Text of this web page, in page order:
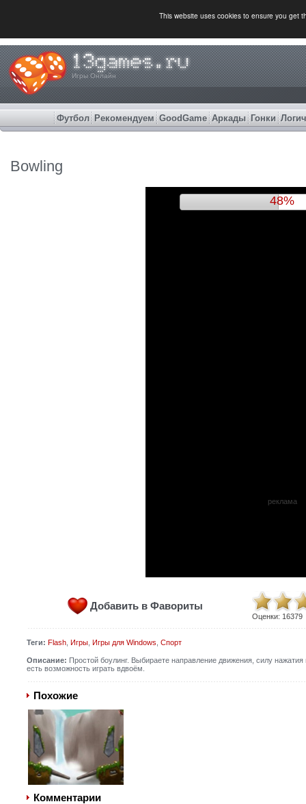
This website uses cookies to ensure you get
Игры Онлайн
Футбол Рекомендуем GoodGame Аркады Гонки
Bowling
51%
реклама
Добавить в Фавориты
Оценки: 16379
Теги: Flash, Игры, Игры для Windows Спорт
Описание: Простой боулинг. Выбираете направление движения, силу
есть возможность играть вдвоём.
Похожие
Комментарии